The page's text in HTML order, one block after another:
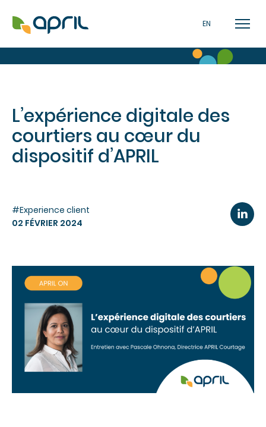
EN
L’expérience digitale des
courtiers au cœur du
dispositif d’APRIL
#Experience client
02 FÉVRIER 2024